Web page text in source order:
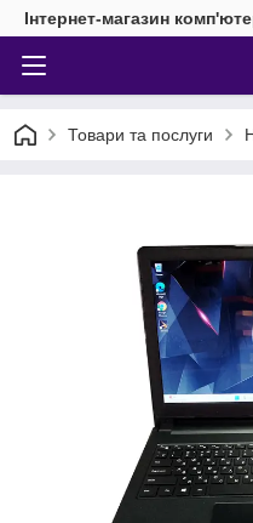
Інтернет-магазин
Товари та послуги